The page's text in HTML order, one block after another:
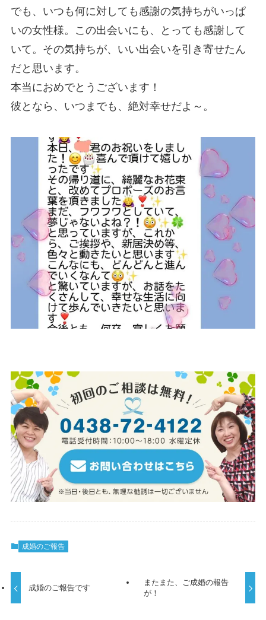
でも、いつも何に対しても感謝の気持ちがいっぱ
いの女性様。この出会いにも、とっても感謝して
いて。その気持ちが、いい出会いを引き寄せたん
だと思います。
本当におめでとうございます！
彼となら、いつまでも、絶対幸せだよ～。
成婚のご報告
成婚のご報告です
またまた、ご成婚の報告
が！